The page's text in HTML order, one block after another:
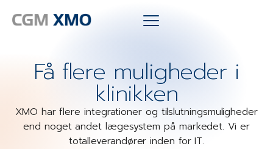
Få flere muligheder i
klinikken
XMO har flere integrationer og tilslutningsmuligheder
end noget andet lægesystem på markedet. Vi er
totalleverandører inden for IT.